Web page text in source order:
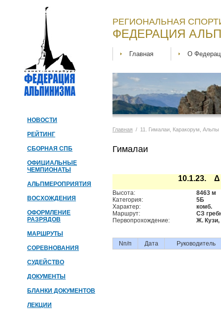
НОВОСТИ
РЕЙТИНГ
СБОРНАЯ СПБ
ОФИЦИАЛЬНЫЕ
ЧЕМПИОНАТЫ
АЛЬПМЕРОПРИЯТИЯ
ВОСХОЖДЕНИЯ
ОФОРМЛЕНИЕ
РАЗРЯДОВ
МАРШРУТЫ
СОРЕВНОВАНИЯ
СУДЕЙСТВО
ДОКУМЕНТЫ
БЛАНКИ ДОКУМЕНТОВ
ЛЕКЦИИ
РЕГИОНАЛЬНАЯ
ФЕДЕРАЦИЯ
Главная О
Главная / 11. Гималаи, Каракорум,
Гималаи
10.1.23.
Высота:
8463 м
Категория:
5Б
Характер:
комб.
Маршрут:
СЗ
Первопрохождение:
Ж. Кузи,
Nп/п Дата Руководитель